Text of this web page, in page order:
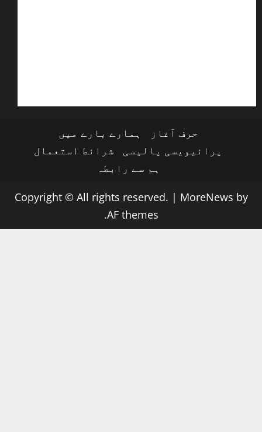
حرف آغاز
ہمارے بارے میں
پرائیویسی پالیسی
شرائط استعمال
ہم سے رابطہ
Copyright © All rights reserved. | MoreNews by
AF themes.